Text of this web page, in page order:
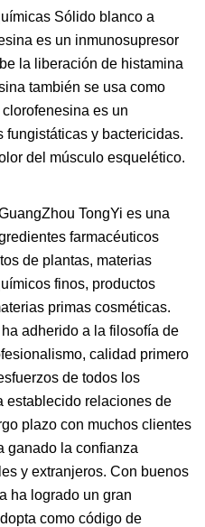
Sólido blanco a
es un inmunosupresor
la liberación de histamina
también se usa como
es un
fungistáticas y bactericidas.
del músculo esquelético.
TongYi es una
farmacéuticos
de plantas, materias
finos, productos
primas cosméticas.
adherido a la filosofía de
calidad primero
de todos los
establecido relaciones de
plazo con muchos clientes
ganado la confianza
y extranjeros. Con buenos
ha logrado un gran
como código de